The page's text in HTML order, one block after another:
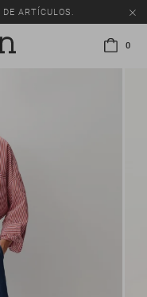
ARTÍCULOS.
0